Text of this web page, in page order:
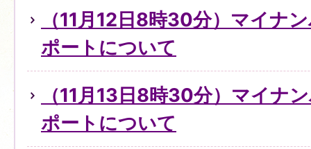
（11月12日8時30分）マイナ
ポートについて
（11月13日8時30分）マイナ
ポートについて